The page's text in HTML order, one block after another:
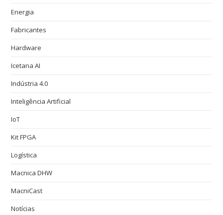
Energia
Fabricantes
Hardware
Icetana AI
Indústria 4.0
Inteligência Artificial
IoT
Kit FPGA
Logística
Macnica DHW
MacniCast
Notícias